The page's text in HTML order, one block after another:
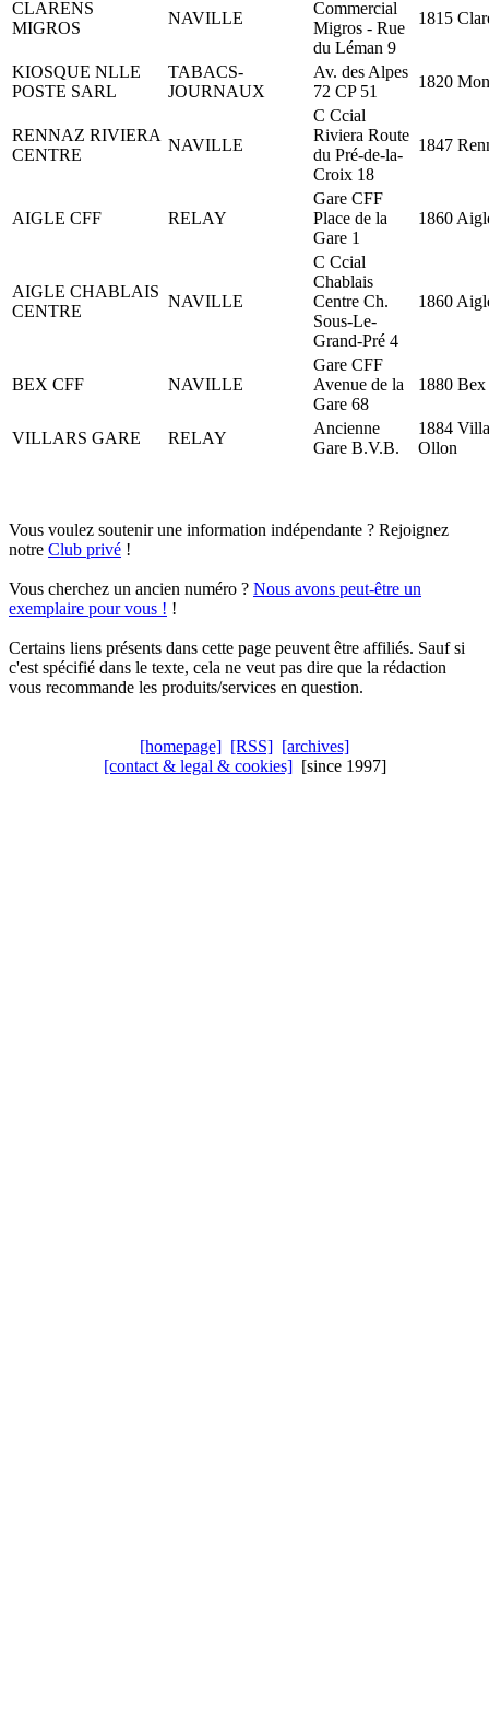
CLARENS
MIGROS
NAVILLE
Commercial
Migros - Rue
du Léman 9
1815
KIOSQUE NLLE
POSTE SARL
TABACS-
JOURNAUX
Av. des Alpes
72 CP 51
1820
RENNAZ RIVIERA
CENTRE
NAVILLE
C Ccial
Riviera Route
du Pré-de-la-
Croix 18
1847
AIGLE CFF RELAY
Gare CFF
Place de la
Gare 1
1860
AIGLE CHABLAIS
CENTRE
NAVILLE
C Ccial
Chablais
Centre Ch.
Sous-Le-
Grand-Pré 4
1860
BEX CFF NAVILLE
Gare CFF
Avenue de la
Gare 68
1880 Bex
VILLARS GARE RELAY
Ancienne
Gare B.V.B.
1884
Ollon
Vous voulez soutenir une information indépendante ? Rejoignez
notre Club privé !
Vous cherchez un ancien numéro ? Nous avons peut-être un
exemplaire pour vous ! !
Certains liens présents dans cette page peuvent être affiliés. Sauf si
c'est spécifié dans le texte, cela ne veut pas dire que la rédaction
vous recommande les produits/services en question.
[homepage] [RSS] [archives]
[contact & legal & cookies][since 1997]